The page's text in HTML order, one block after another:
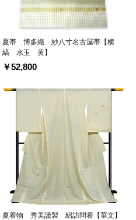
夏帯 博多織 紗八寸名古屋帯【横
縞 水玉 黄】
￥52,800
夏着物 秀美謹製 絽訪問着【華文】